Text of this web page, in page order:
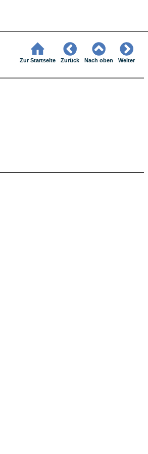
Zur Startseite Zurück Nach oben Weiter